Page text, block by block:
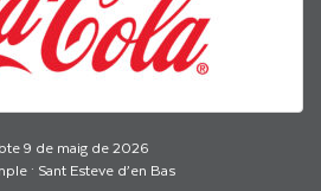
9 de maig de 2026
· Sant Esteve d’en Bas